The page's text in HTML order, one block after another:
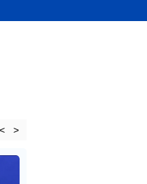
新办就加快推动“十五五”时期退役
< >